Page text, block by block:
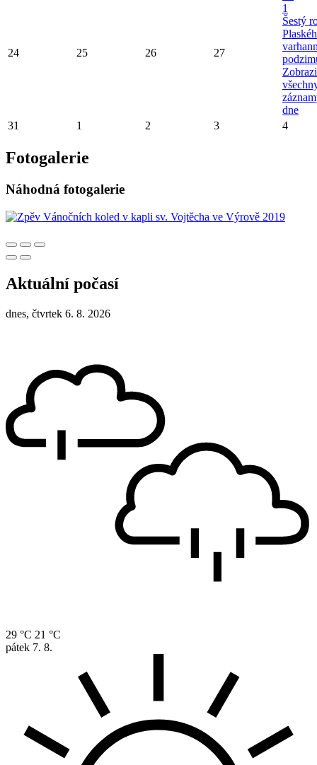
24 25 26 27
1
Šestý
dne
31
1 2 3 4
Fotogalerie
Náhodná fotogalerie
Aktuální počasí
dnes, čtvrtek 6. 8. 2026
29 °C 21 °C
pátek 7. 8.